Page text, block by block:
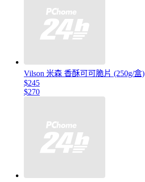
Vilson 米森 香酥可可脆片 (250g/盒)
$245
$270